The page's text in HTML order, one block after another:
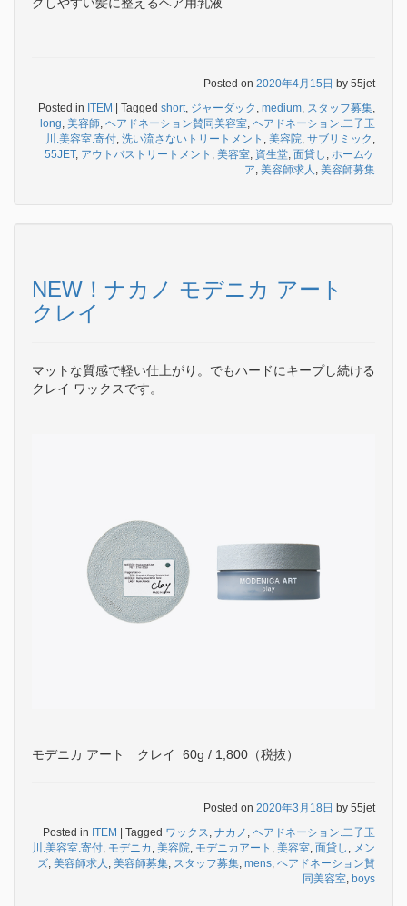
グしやすい髪に整えるヘア用乳液
Posted on 2020年4月15日 by 55jet
Posted in ITEM Tagged short, ジャーダック , medium, スタッフ募集,
long, 美容師, ヘアドネーション賛同美容室, ヘアドネーション.二子玉
川.美容室.寄付, 洗い流さないトリートメント , 美容院, サブリミック ,
55JET, アウトバストリートメント , 美容室, 資生堂, 面貸し , ホームケ
ア, 美容師求人 , 美容師募集
NEW！ナカノ モデニカ アート
クレイ
マットな質感で軽い仕上がり。でもハードにキープし続ける
クレイ ワックスです。
モデニカ アート クレイ 60g / 1,800（税抜）
Posted on 2020年3月18日 by 55jet
Posted in ITEM | Tagged ワックス, ナカノ , ヘアドネーション.二子玉
川.美容室.寄付, モデニカ , 美容院, モデニカアート , 美容室, 面貸し , メン
ズ, 美容師求人 , 美容師募集, スタッフ募集, mens, ヘアドネーション賛
同美容室, boys